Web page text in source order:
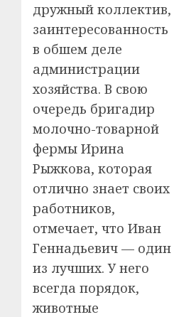
дружный коллектив,
заинтересованность
в обшем деле
администрации
хозяйства. В свою
очередь бригадир
молочно-товарной
фермы Ирина
Рыжкова, которая
отлично знает своих
работников,
отмечает, что Иван
Геннадьевич — один
из лучших. У него
всегда порядок,
животные